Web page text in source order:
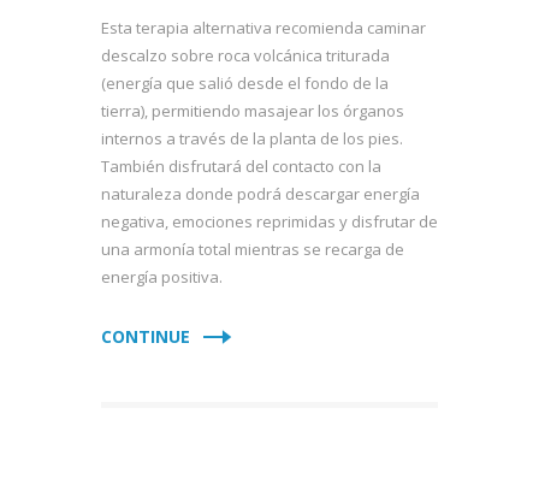
Esta terapia alternativa recomienda caminar
descalzo sobre roca volcánica triturada
(energía que salió desde el fondo de la
tierra), permitiendo masajear los órganos
internos a través de la planta de los pies.
También disfrutará del contacto con la
naturaleza donde podrá descargar energía
negativa, emociones reprimidas y disfrutar de
una armonía total mientras se recarga de
energía positiva.
CONTINUE